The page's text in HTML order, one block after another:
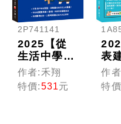
2P741141
2025【從
生活中學習
刑法】實
務、案例一
次整合！地
作者:禾翔
特價:531元
表
構
規
驗
作
特